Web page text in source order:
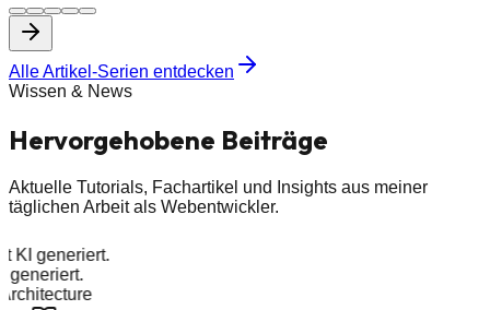
Alle Artikel-Serien entdecken
Wissen & News
Hervorgehobene Beiträge
Aktuelle Tutorials, Fachartikel und Insights aus meiner
täglichen Arbeit als Webentwickler.
KI generiert.
generiert.